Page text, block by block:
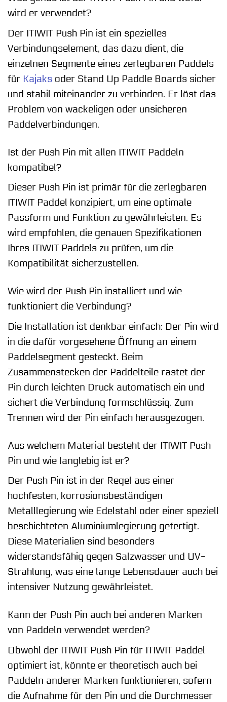
wird er verwendet?
Der ITIWIT Push Pin ist ein spezielles
Verbindungselement, das dazu dient, die
einzelnen Segmente eines zerlegbaren Paddels
für Kajaks oder Stand Up Paddle Boards sicher
und stabil miteinander zu verbinden. Er löst das
Problem von wackeligen oder unsicheren
Paddelverbindungen.
Ist der Push Pin mit allen ITIWIT Paddeln
kompatibel?
Dieser Push Pin ist primär für die zerlegbaren
ITIWIT Paddel konzipiert, um eine optimale
Passform und Funktion zu gewährleisten. Es
wird empfohlen, die genauen Spezifikationen
Ihres ITIWIT Paddels zu prüfen, um die
Kompatibilität sicherzustellen.
Wie wird der Push Pin installiert und wie
funktioniert die Verbindung?
Die Installation ist denkbar einfach: Der Pin wird
in die dafür vorgesehene Öffnung an einem
Paddelsegment gesteckt. Beim
Zusammenstecken der Paddelteile rastet der
Pin durch leichten Druck automatisch ein und
sichert die Verbindung formschlüssig. Zum
Trennen wird der Pin einfach herausgezogen.
Aus welchem Material besteht der ITIWIT Push
Pin und wie langlebig ist er?
Der Push Pin ist in der Regel aus einer
hochfesten, korrosionsbeständigen
Metalllegierung wie Edelstahl oder einer speziell
beschichteten Aluminiumlegierung gefertigt.
Diese Materialien sind besonders
widerstandsfähig gegen Salzwasser und UV-
Strahlung, was eine lange Lebensdauer auch bei
intensiver Nutzung gewährleistet.
Kann der Push Pin auch bei anderen Marken
von Paddeln verwendet werden?
Obwohl der ITIWIT Push Pin für ITIWIT Paddel
optimiert ist, könnte er theoretisch auch bei
Paddeln anderer Marken funktionieren, sofern
die Aufnahme für den Pin und die Durchmesser